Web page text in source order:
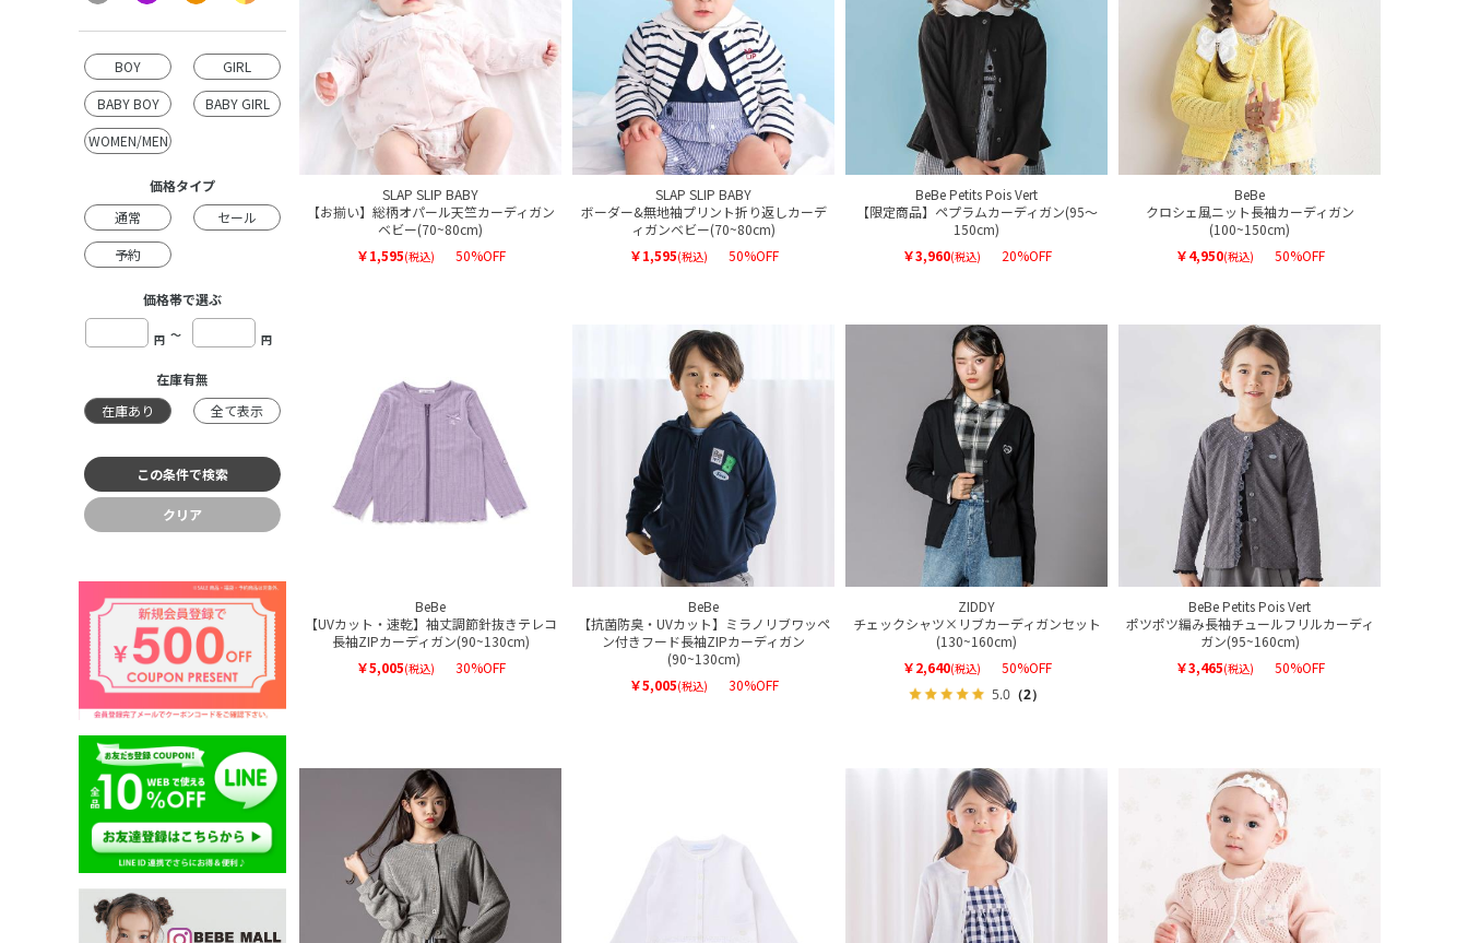
BOY
GIRL
BABY BOY
BABY GIRL
WOMEN/MEN
価格タイプ
通常
セール
予約
価格帯で選ぶ
円 ～ 円
在庫有無
在庫あり
全て表示
クリア
SLAP SLIP BABY
【お揃い】総柄オパール天竺カーディガン
ベビー(70~80cm)
￥1,595(税込) 50%OFF
SLAP SLIP BABY
ボーダー&無地袖プリント折り返しカーデ
ィガンベビー(70~80cm)
￥1,595(税込) 50%OFF
BeBe Petits Pois Vert
【限定商品】ペプラムカーディガン(95～
150cm)
￥3,960(税込) 20%OFF
BeBe
クロシェ風ニット長袖カーディガン
(100~150cm)
￥4,950(税込) 50%OFF
BeBe
【UVカット・速乾】袖丈調節針抜きテレコ
長袖ZIPカーディガン(90~130cm)
￥5,005(税込) 30%OFF
BeBe
【抗菌防臭・UVカット】ミラノリブワッペ
ン付きフード長袖ZIPカーディガン
(90~130cm)
￥5,005(税込) 30%OFF
ZIDDY
チェックシャツ×リブカーディガンセット
(130~160cm)
￥2,640(税込)
50%OFF
5.0（2）
BeBe Petits Pois Vert
ポツポツ編み長袖チュールフリルカーディ
ガン(95~160cm)
￥3,465(税込) 50%OFF